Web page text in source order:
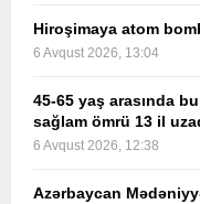
Hiroşimaya atom
6 Avqust 2026, 13:04
45-65 yaş arasında
sağlam ömrü 13 il
6 Avqust 2026, 12:38
Azərbaycan